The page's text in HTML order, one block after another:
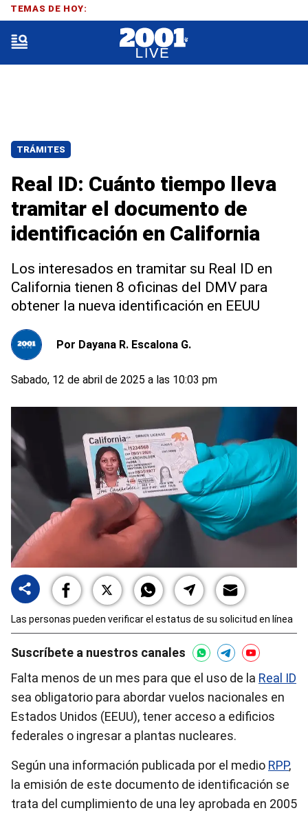
TRÁMITES
Real ID: Cuánto tiempo lleva
tramitar el documento de
identificación en California
Los interesados en tramitar su Real ID en
California tienen 8 oficinas del DMV para
obtener la nueva identificación en EEUU
Por Dayana R. Escalona G.
Sabado, 12 de abril de 2025 a las 10:03 pm
Las personas pueden verificar el estatus de su solicitud en línea
Suscríbete a nuestros canales
Falta menos de un mes para que el uso de la Real ID
sea obligatorio para abordar vuelos nacionales en
Estados Unidos (EEUU), tener acceso a edificios
federales o ingresar a plantas nucleares.
Según una información publicada por el medio RPP,
la emisión de este documento de identificación se
trata del cumplimiento de una ley aprobada en 2005
TEMAS DE HOY: